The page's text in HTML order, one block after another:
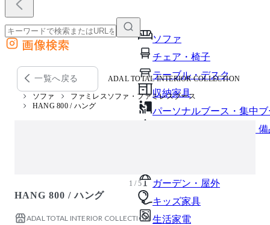
ソファ
チェア・椅子
テーブル・デスク
収納家具
パーソナルブース・集中
オフィスアクセサリー・
ガーデン・屋外
キッズ家具
生活家電
外部サイトの商品をカートに追加
他のサイトで見つけた商品ページのURLを貼り付けて、カートに追加できます
画像検索
一覧へ戻る ADAL TOTAL INTERIOR COLLECTION
ソファ
ファミレスソファ・ファミレスブース
HANG 800 / ハング
1 / 5
HANG 800 / ハング
ADAL TOTAL INTERIOR COLLECTION